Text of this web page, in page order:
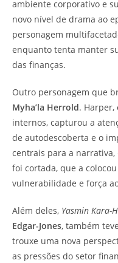
ambiente corporativo e
novo nível de drama ao
personagem
enquanto tenta manter
das finanças.
Outro personagem que
Myha’la Herrold. Harper,
internos, capturou a
de autodescoberta e o
centrais para a
foi cortada, que a
vulnerabilidade e força
Além deles, Yasmin Kara-
Edgar-Jones, também
trouxe uma nova
as pressões do setor